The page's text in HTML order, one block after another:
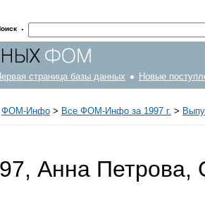
·
страница базы данных Новые
ФOM-Инфо > Все ФОМ-Инфо за 1997 г. >
Анна Петрова,